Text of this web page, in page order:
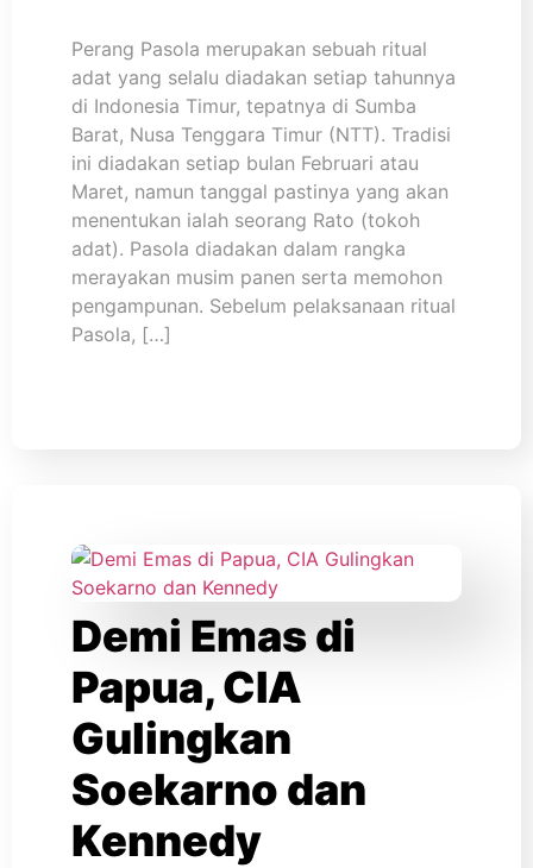
Perang Pasola merupakan sebuah ritual
adat yang selalu diadakan setiap tahunnya
di Indonesia Timur, tepatnya di Sumba
Barat, Nusa Tenggara Timur (NTT). Tradisi
ini diadakan setiap bulan Februari atau
Maret, namun tanggal pastinya yang akan
menentukan ialah seorang Rato (tokoh
adat). Pasola diadakan dalam rangka
merayakan musim panen serta memohon
pengampunan. Sebelum pelaksanaan ritual
Pasola, […]
Demi Emas di
Papua, CIA
Gulingkan
Soekarno dan
Kennedy